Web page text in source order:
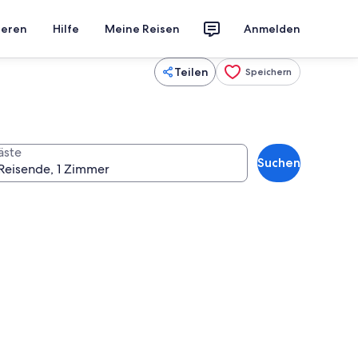
Hilfe Meine Reisen Anmelden
Teilen Speichern
Suchen